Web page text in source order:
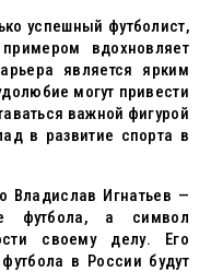
успешный футболист,
вдохновляет
является ярким
могут привести
важной фигурой
в развитие спорта в
Владислав Игнатьев —
а символ
своему делу. Его
в России будут